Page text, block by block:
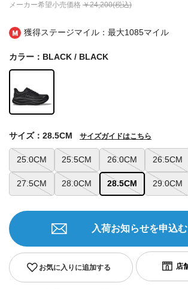
獲得ステージマイル：最大1085マイル
メーカー希望小売価格 ￥24,200(税込)
カラー：BLACK / BLACK
25.0CM 25.5CM 26.0CM 26.5CM
27.5CM 28.0CM 28.5CM 29.0CM
サイズ：28.5CM サイズガイドはこちら
お気に入りに追加する
入荷お知らせを申込む